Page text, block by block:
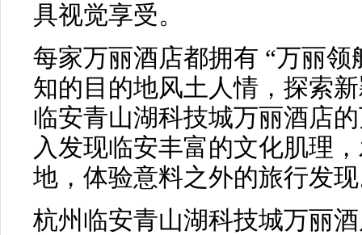
具视觉享受。
每家万丽酒店都拥有 “万丽
知的目的地风土人情，探索
临安青山湖科技城万丽酒店
入发现临安丰富的文化肌理
地，体验意料之外的旅行发
杭州临安青山湖科技城万丽